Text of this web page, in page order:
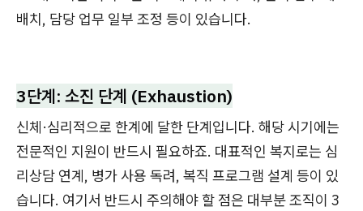
배치, 담당 업무 일부 조정 등이 있습니다.
3단계: 소진 단계 (Exhaustion)
신체·심리적으로 한계에 달한 단계입니다. 해당 시기에는
전문적인 지원이 반드시 필요하죠. 대표적인 복지로는 심
리상담 연계, 병가 사용 독려, 복직 프로그램 설계 등이 있
습니다. 여기서 반드시 주의해야 할 점은 대부분 조직이 3